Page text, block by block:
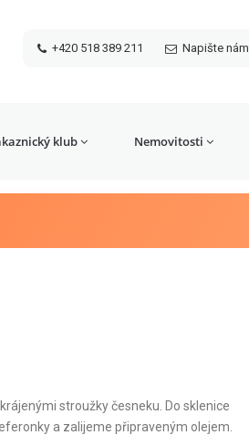
+420 518 389 211 Napište nám
klub Nemovitosti
stroužky česneku. Do sklenice
a zalijeme připraveným olejem.